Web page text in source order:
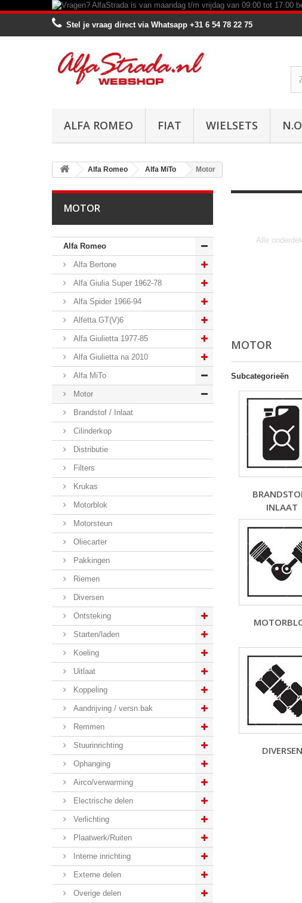
Stel je vraag direct via Whatsapp +31 6 54 78 22 75
ALFA ROMEO FIAT WIELSETS
Alfa Romeo Alfa MiTo Motor
MOTOR
Alfa Romeo
Alfa Bertone
Alfa Giulia Super 1962-78
Alfa Spider 1966-94
Alfetta GT(V)6
Alfa Giulietta 1977-85
Alfa Giulietta na 2010
Alfa MiTo
Motor
Brandstof / Inlaat
Cilinderkop
Distributie
Filters
Krukas
Motorblok
Motorsteun
Oliecarter
Pakkingen
Riemen
Diversen
Ontsteking
Starten/laden
Koeling
Uitlaat
Koppeling
Aandrijving / versn.bak
Remmen
Stuurinrichting
Ophanging
Airco/verwarming
Electrische delen
Verlichting
Plaatwerk/Ruiten
Interne inrichting
Externe delen
Overige delen
Alle
MOTOR
Subcategorieën
INLAAT
DIVERSEN